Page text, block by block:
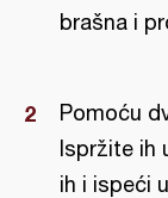
brašna i
Pomoću
Ispržite ih
ih i ispeći